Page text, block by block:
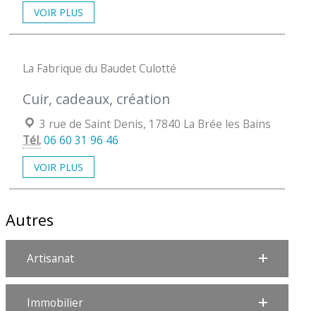
VOIR PLUS
La Fabrique du Baudet Culotté
Cuir, cadeaux, création
Localisation :
3 rue de Saint Denis, 17840 La Brée les Bains
Tél.06 60 31 96 46
VOIR PLUS
Autres
Artisanat
Immobilier